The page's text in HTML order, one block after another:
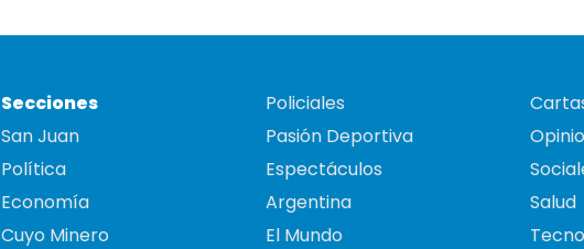
Secciones
San Juan
Política
Economía
Cuyo Minero
Policiales
Pasión Deportiva
Espectáculos
Argentina
El Mundo
Salud